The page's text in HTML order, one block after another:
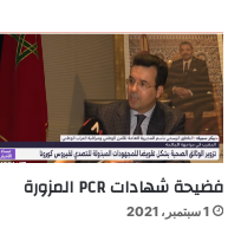
فضيحة شهادات PCR المزورة
1 سبتمبر، 2021